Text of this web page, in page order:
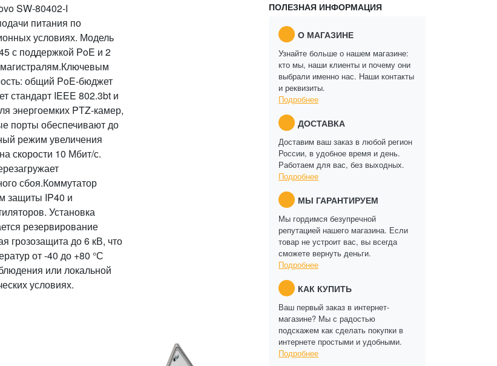
SW-80402-I
питания по
условиях. Модель
с поддержкой PoE и 2
магистралям.Ключевым
общий PoE-бюджет
стандарт IEEE 802.3bt и
энергоемких PTZ-камер,
порты обеспечивают до
режим увеличения
скорости 10 Мбит/с.
сбоя.Коммутатор
защиты IP40 и
Установка
резервирование
грозозащита до 6 кВ, что
от -40 до +80 °С
или локальной
условиях.
ПОЛЕЗНАЯ ИНФОРМАЦИЯ
О МАГАЗИНЕ
Узнайте больше о нашем магазине:
кто мы, наши клиенты и почему они
выбрали именно нас. Наши контакты
и реквизиты.
Подробнее
ДОСТАВКА
Доставим ваш заказ в любой регион
России, в удобное время и день.
Работаем для вас, без выходных.
Подробнее
МЫ ГАРАНТИРУЕМ
Мы гордимся безупречной
репутацией нашего магазина. Если
товар не устроит вас, вы всегда
сможете вернуть деньги.
Подробнее
КАК КУПИТЬ
Ваш первый заказ в интернет-
магазине? Мы с радостью
подскажем как сделать покупки в
интернете простыми и удобными.
Подробнее